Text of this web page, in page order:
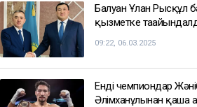
Балуан Ұлан Рысқұл
қызметке
09:22, 06.03.2025
Енді чемпиондар
Әлімханұлынан қаша